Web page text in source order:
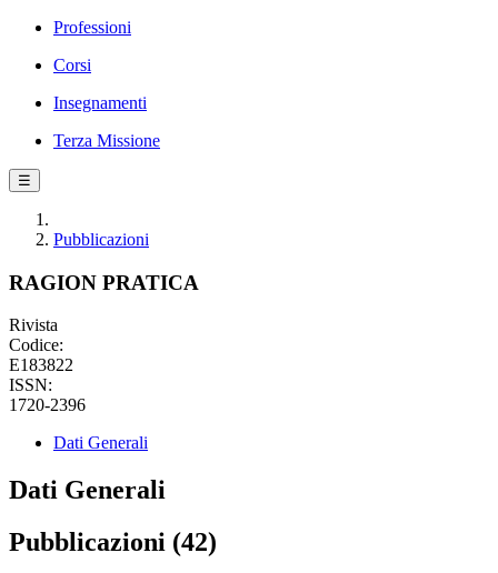
Professioni
Corsi
Insegnamenti
Terza Missione
☰
Pubblicazioni
RAGION PRATICA
Rivista
Codice:
E183822
ISSN:
1720-2396
Dati Generali
Dati Generali
Pubblicazioni (42)